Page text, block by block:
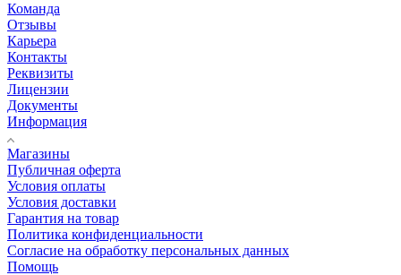
Команда
Отзывы
Карьера
Контакты
Реквизиты
Лицензии
Документы
Информация
Магазины
Публичная оферта
Условия оплаты
Условия доставки
Гарантия на товар
Политика конфиденциальности
Согласие на обработку персональных данных
Помощь